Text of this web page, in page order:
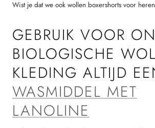
Wist je dat we ook wollen boxershorts voor
GEBRUIK VOOR
BIOLOGISCHE
KLEDING ALTIJD
WASMIDDEL MET
LANOLINE